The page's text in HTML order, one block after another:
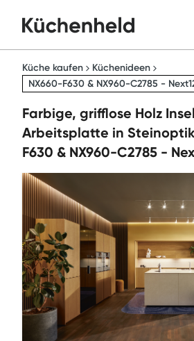
Küche kaufen
Küchenideen
NX660-F630 & NX960-C2785 -
Farbige, grifflose Holz
Arbeitsplatte in
F630 & NX960-C2785 -